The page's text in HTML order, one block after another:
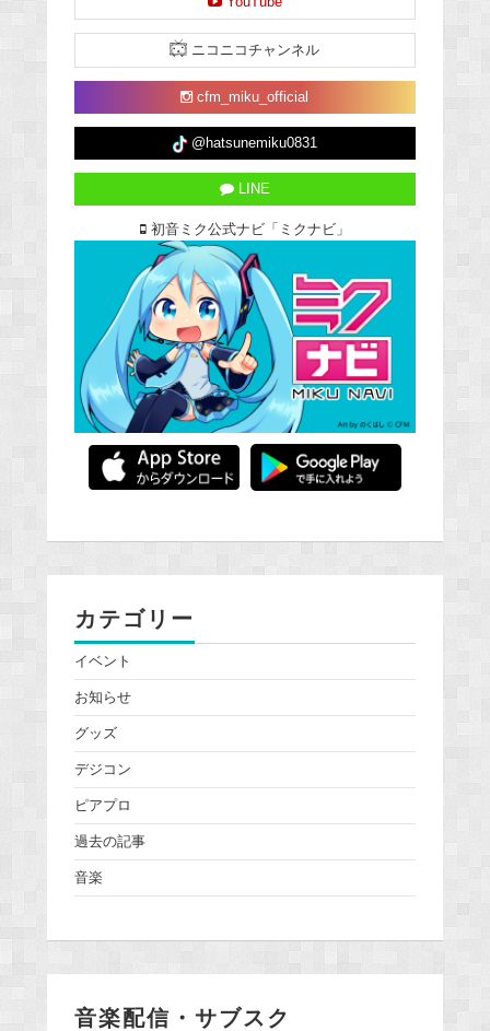
ニコニコチャンネル
cfm_miku_official
@hatsunemiku0831
LINE
初音ミク公式ナビ「ミクナビ」
カテゴリー
イベント
お知らせ
グッズ
デジコン
ピアプロ
過去の記事
音楽
音楽配信・サブスク